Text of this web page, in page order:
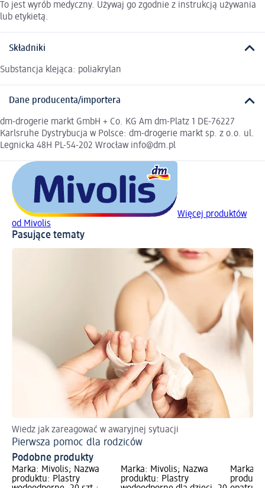
To jest wyrób medyczny. Używaj go zgodnie z instrukcją używania
lub etykietą.
Składniki
Substancja klejąca: poliakrylan
Dane producenta/importera
dm-drogerie markt GmbH + Co. KG Am dm-Platz 1 DE-76227
Karlsruhe Dystrybucja w Polsce: dm-drogerie markt sp. z o.o. ul.
Legnicka 48H PL-54-202 Wrocław info@dm.pl
Więcej produktów
od Mivolis
Pasujące tematy
Wiedz jak zareagować w awaryjnej sytuacji
Pierwsza pomoc dla rodziców
Podobne produkty
Marka: Mivolis; Nazwa
produktu: Plastry
Marka: Mivolis; Nazwa
produktu: Plastry
Marka: